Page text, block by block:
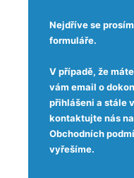
Nejdříve se
formuláře.
V případě, že
vám email o
přihlášeni a stále
kontaktujte nás
Obchodních
vyřešíme.